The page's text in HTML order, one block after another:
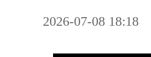
2026-07-08 18:18